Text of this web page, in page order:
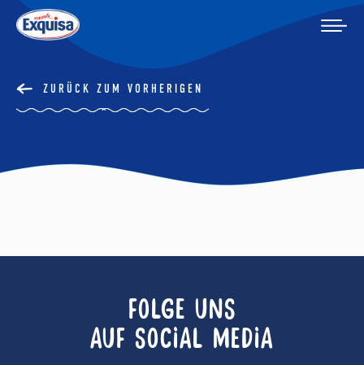
ZURÜCK ZUM VORHERIGEN
FOLGE UNS
AUF SOCIAL MEDIA